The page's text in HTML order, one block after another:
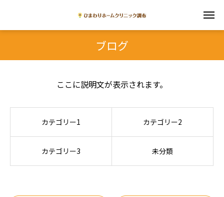
ブログ
ここに説明文が表示されます。
カテゴリー1 カテゴリー2
カテゴリー3 未分類